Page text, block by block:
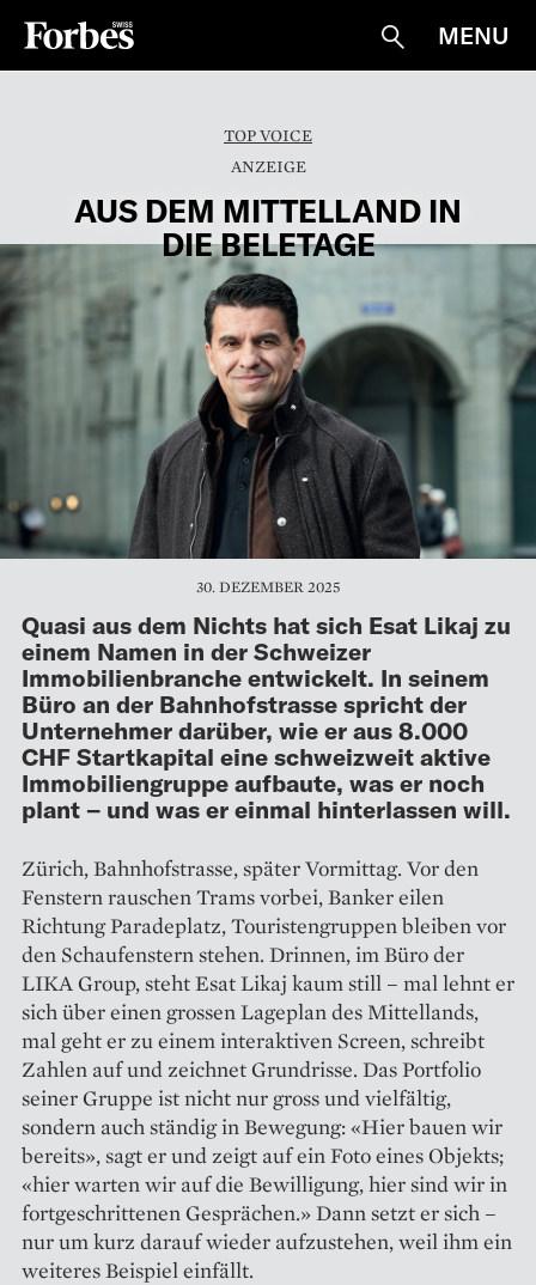
Suche
MENU
TOP VOICE
AUS DEM MITTELLAND IN
DIE BELETAGE
30. DEZEMBER 2025
Quasi aus dem Nichts hat sich Esat Likaj zu
einem Namen in der Schweizer
Immobilienbranche entwickelt. In seinem
Büro an der Bahnhofstrasse spricht der
Unternehmer darüber, wie er aus 8.000
CHF Startkapital eine schweizweit aktive
Immobiliengruppe aufbaute, was er noch
plant – und was er einmal hinterlassen will.
Zürich, Bahnhofstrasse, später Vormittag. Vor den
Fenstern rauschen Trams vorbei, Banker eilen
Richtung Paradeplatz, Touristengruppen bleiben vor
den Schaufenstern stehen. Drinnen, im Büro der
LIKA Group, steht Esat Likaj kaum still – mal lehnt er
sich über einen grossen Lageplan des Mittellands,
mal geht er zu einem interaktiven Screen, schreibt
Zahlen auf und zeichnet Grundrisse. Das Portfolio
seiner Gruppe ist nicht nur gross und vielfältig,
sondern auch ständig in Bewegung: «Hier bauen wir
bereits», sagt er und zeigt auf ein Foto eines Objekts;
«hier warten wir auf die Bewilligung, hier sind wir in
fortgeschrittenen Gesprächen.» Dann setzt er sich –
nur um kurz darauf wieder aufzustehen, weil ihm ein
weiteres Beispiel einfällt.